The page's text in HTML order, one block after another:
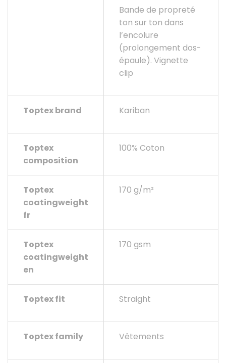
Bande de propreté
ton sur ton dans
l’encolure
(prolongement dos-
épaule). Vignette
clip
Toptex brand Kariban
Toptex
composition
100% Coton
Toptex
coatingweight
fr
170 g/m²
Toptex
coatingweight
en
170 gsm
Toptex fit Straight
Toptex family Vêtements